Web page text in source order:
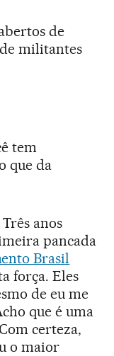
de
militantes
tem
que da
anos
pancada
Brasil
força. Eles
de eu me
que é uma
certeza,
o maior